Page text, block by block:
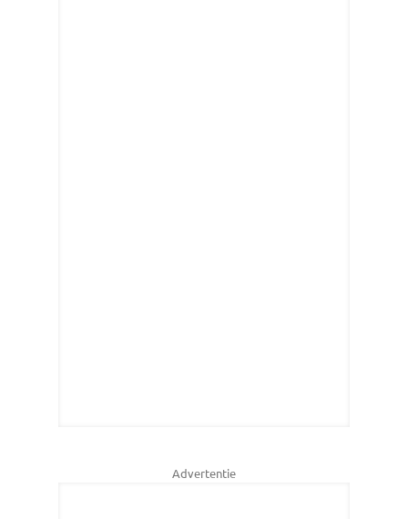
Advertentie